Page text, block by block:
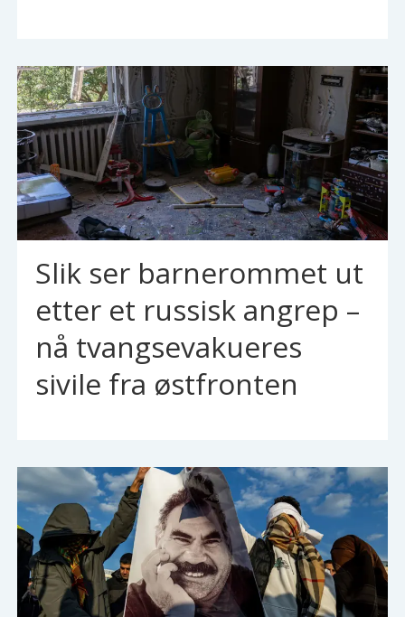
Slik ser barnerommet ut
etter et russisk angrep –
nå tvangsevakueres
sivile fra østfronten